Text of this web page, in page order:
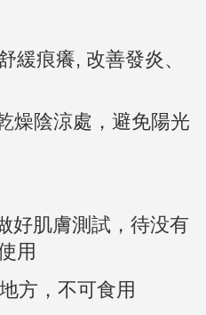
緩痕癢, 改善發炎、
燥陰涼處，避免陽光
好肌膚測試，待没有
用
方，不可食用